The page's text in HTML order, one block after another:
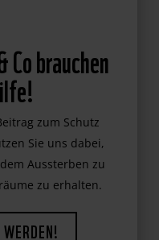
Co brauchen
zum Schutz
Sie uns dabei,
Aussterben zu
zu erhalten.